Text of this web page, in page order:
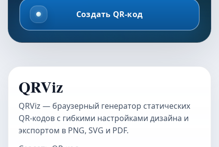
Создать QR-код
QRViz
QRViz — браузерный генератор статических
QR-кодов с гибкими настройками дизайна и
экспортом в PNG, SVG и PDF.